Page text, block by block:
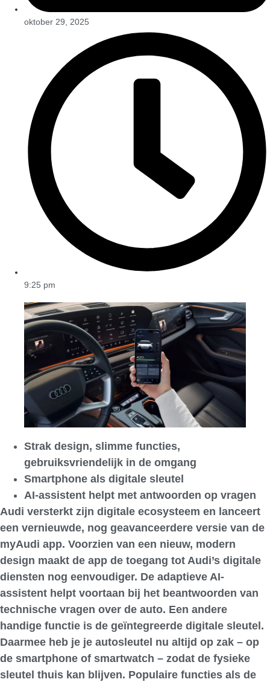
oktober 29, 2025
9:25 pm
Strak design, slimme functies,
gebruiksvriendelijk in de omgang
Smartphone als digitale sleutel
AI-assistent helpt met antwoorden op vragen
Audi versterkt zijn digitale ecosysteem en lanceert
een vernieuwde, nog geavanceerdere versie van de
myAudi app. Voorzien van een nieuw, modern
design maakt de app de toegang tot Audi’s digitale
diensten nog eenvoudiger. De adaptieve AI-
assistent helpt voortaan bij het beantwoorden van
technische vragen over de auto. Een andere
handige functie is de geïntegreerde digitale sleutel.
Daarmee heb je je autosleutel nu altijd op zak – op
de smartphone of smartwatch – zodat de fysieke
sleutel thuis kan blijven. Populaire functies als de